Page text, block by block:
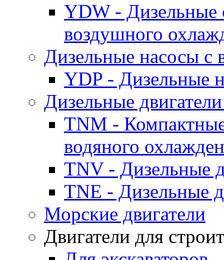
YDW - Дизельные
воздушного
Дизельные насосы
YDP - Дизельные
Дизельные
TNM -
водяного
TNV - Дизельные
TNE - Дизельные
Морские двигатели
Двигатели для